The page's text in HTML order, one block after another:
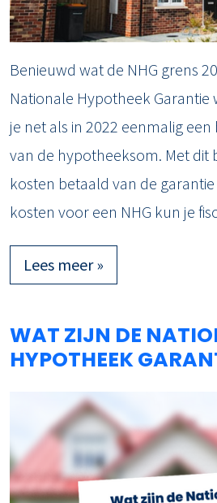
Benieuwd wat de NHG grens
Nationale Hypotheek Garantie
je net als in 2022 eenmalig
van de hypotheeksom. Met dit
kosten betaald van de
kosten voor een NHG kun je
Lees meer »
WAT ZIJN DE
HYPOTHEEK